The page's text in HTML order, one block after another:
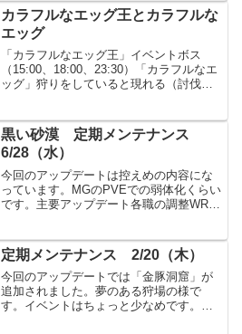
備がなくなり、トゥバラ装備に統一され
ました。強化素材はブラ...
カラフルなエッグ王とカラフルな
エッグ
「カラフルなエッグ王」イベントボス
（15:00、18:00、23:30）「カラフルなエ
ッグ」狩りをしていると現れる（討伐し
たく家具がドロップしません。財貨リス
トUIで交...
黒い砂漠 定期メンテナンス
6/28（水）
今回のアップデートは控えめの内容にな
っています。MGのPVEでの弱体化くらい
です。主要アップデート各職の調整WR、
がかなり高かったようです。ただ来週に
はMG...
定期メンテナンス 2/20（木）
今回のアップデートでは「金豚洞窟」が
追加されました。夢のある狩場の様で
す。イベントはちょっと少なめです。今